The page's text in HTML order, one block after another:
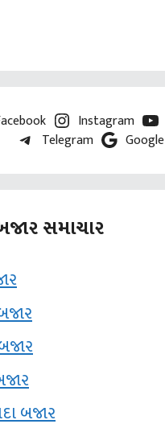
Instagram
Telegram
Google
સમાચાર
બજાર